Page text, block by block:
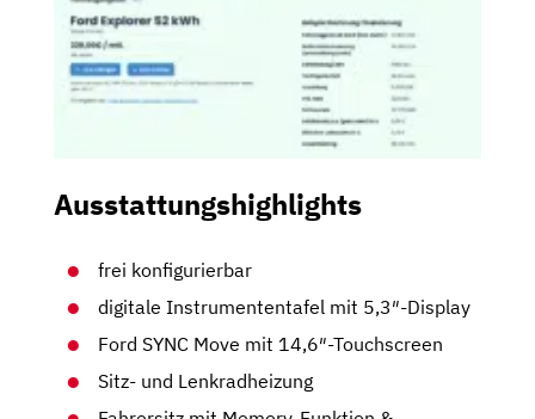
Ausstattungshighlights
frei konfigurierbar
digitale Instrumententafel mit 5,3″-Display
Ford SYNC Move mit 14,6″-Touchscreen
Sitz- und Lenkradheizung